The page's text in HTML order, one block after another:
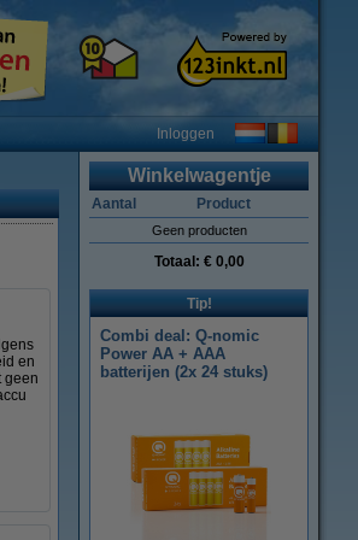
Inloggen
en
geen
Winkelwagentje
Aantal Product
Geen producten
Totaal: € 0,00
Tip!
Combi deal: Q-nomic
Power AA + AAA
batterijen (2x 24 stuks)